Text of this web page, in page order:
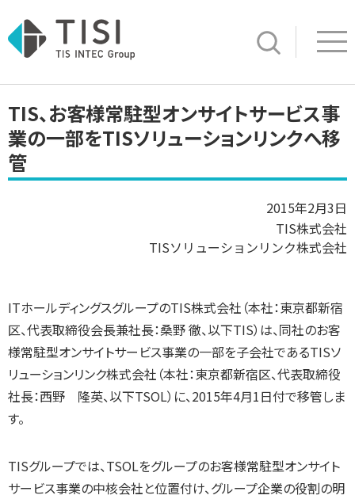
サイト内検索
TIS、お客様常駐型オンサイトサービス事
業の一部をTISソリューションリンクへ移
管
2015年2月3日
TIS株式会社
TISソリューションリンク株式会社
ITホールディングスグループのTIS株式会社（本社：東京都新宿
区、代表取締役会長兼社長：桑野 徹、以下TIS）は、同社のお客
様常駐型オンサイトサービス事業の一部を子会社であるTISソ
リューションリンク株式会社（本社：東京都新宿区、代表取締役
社長：西野 隆英、以下TSOL）に、2015年4月1日付で移管しま
す。
TISグループでは、TSOLをグループのお客様常駐型オンサイト
サービス事業の中核会社と位置付け、グループ企業の役割の明